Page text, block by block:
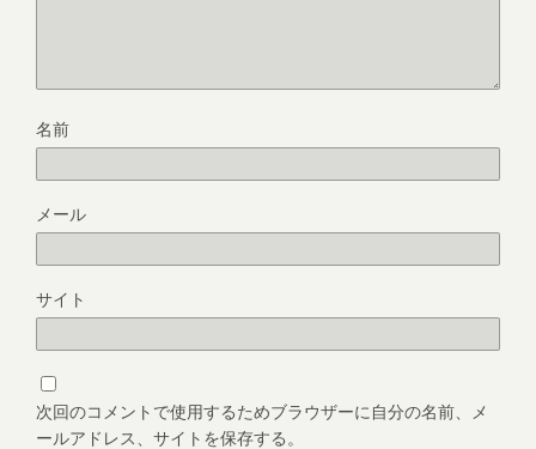
名前
メール
サイト
次回のコメントで使用するためブラウザーに自分の名前、メ
ールアドレス、サイトを保存する。